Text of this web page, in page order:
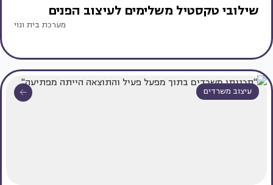
שילובי טקסטיל משלימים לעיצוב הפנים
מערכת בית ונוי
עיצוב משרדים